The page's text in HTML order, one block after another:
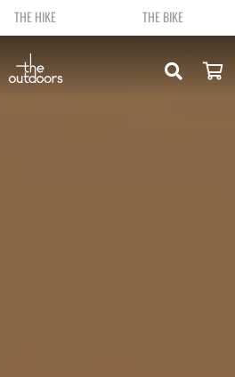
THE HIKE THE BIKE